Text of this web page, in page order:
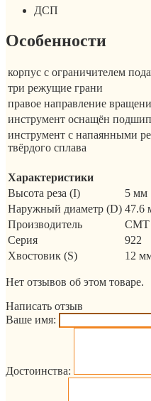
ДСП
Особенности
корпус с ограничителем
три режущие грани
правое направление
инструмент оснащён
инструмент с напаянными
твёрдого сплава
Характеристики
Высота реза (I)
5 мм
Наружный диаметр (D) 47.6
Производитель
CMT
Серия
922
Хвостовик (S)
12
Нет отзывов об этом товаре.
Написать отзыв
Ваше имя:
Достоинства: